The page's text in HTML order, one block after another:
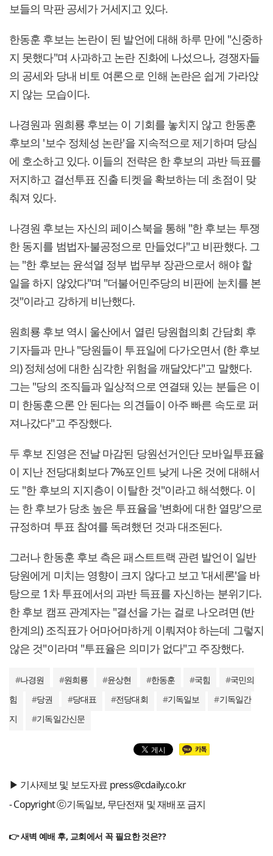
보들의 막판 공세가 거세지고 있다.
한동훈 후보는 논란이 된 발언에 대해 하루 만에 "신중하
지 못했다"며 사과하고 논란 진화에 나섰으나, 경쟁자들
의 공세와 당내 비토 여론으로 인해 논란은 쉽게 가라앉
지 않는 모습이다.
나경원과 원희룡 후보는 이 기회를 놓치지 않고 한동훈
후보의 '보수 정체성 논란'을 지속적으로 제기하며 당심
에 호소하고 있다. 이들의 전략은 한 후보의 과반 득표를
저지하고 결선투표 진출 티켓을 확보하는 데 초점이 맞
춰져 있다.
나경원 후보는 자신의 페이스북을 통해 "한 후보는 투쟁
한 동지를 범법자·불공정으로 만들었다"고 비판했다. 그
는 "한 후보는 윤석열 정부 법무부 장관으로서 해야 할
일을 하지 않았다"며 "더불어민주당의 비판에 눈치를 본
것"이라고 강하게 비난했다.
원희룡 후보 역시 울산에서 열린 당원협의회 간담회 후
기자들과 만나 "당원들이 투표일에 다가오면서 (한 후보
의) 정체성에 대한 심각한 위험을 깨달았다"고 말했다.
그는 "당의 조직들과 일상적으로 연결돼 있는 분들은 이
미 한동훈으론 안 된다는 의견들이 아주 빠른 속도로 퍼
져나갔다"고 주장했다.
두 후보 진영은 전날 마감된 당원선거인단 모바일투표율
이 지난 전당대회보다 7%포인트 낮게 나온 것에 대해서
도 "한 후보의 지지층이 이탈한 것"이라고 해석했다. 이
는 한 후보가 당초 높은 투표율을 '변화에 대한 열망'으로
규정하며 투표 참여를 독려했던 것과 대조된다.
그러나 한동훈 후보 측은 패스트트랙 관련 발언이 일반
당원에게 미치는 영향이 크지 않다고 보고 '대세론'을 바
탕으로 1차 투표에서의 과반 득표를 자신하는 분위기다.
한 후보 캠프 관계자는 "결선을 가는 걸로 나오려면 (반
한계의) 조직표가 어마어마하게 이뤄져야 하는데 그렇지
않은 것"이라며 "투표율은 의미가 없다"고 주장했다.
#나경원 #원희룡 #윤상현 #한동훈 #국힘 #국민의
힘
#당권 #당대표 #전당대회 #기독일보 #기독일간
지
#기독일간신문
▶ 기사제보 및 보도자료 press@cdaily.co.kr
- Copyright ⓒ기독일보, 무단전재 및 재배포 금지
👉 새벽 예배 후, 교회에서 꼭 필요한 것은??